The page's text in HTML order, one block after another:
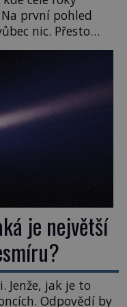
první pohled
nic. Přesto
které
nález mění
je největší
Jenže, jak je to
Odpovědí by